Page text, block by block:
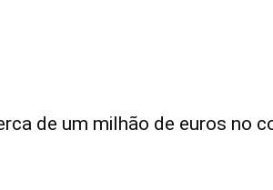
de um milhão de euros no